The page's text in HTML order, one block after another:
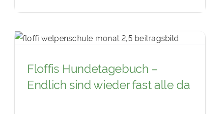
Floffis Hundetagebuch –
Endlich sind wieder fast alle da